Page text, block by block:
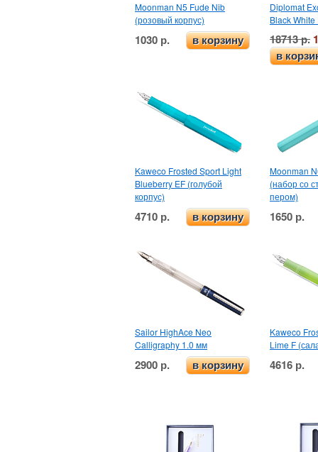
Moonman N5 Fude Nib
(розовый корпус)
1030 р. в корзину
Diplomat
Black White
18713 р.
в
Kaweco Frosted Sport Light
Blueberry EF (голубой
корпус)
4710 р. в корзину
Moonman
(набор со
пером)
1650 р.
Sailor HighAce Neo
Calligraphy 1.0 мм
2900 р. в корзину
Kaweco
Lime F
4616 р.